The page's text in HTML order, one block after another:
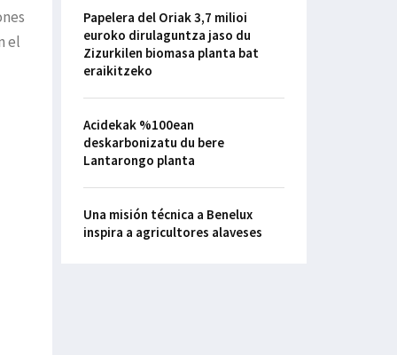
el
Papelera del Oriak 3,7 milioi
euroko dirulaguntza jaso du
Zizurkilen biomasa planta bat
eraikitzeko
Acidekak %100ean
deskarbonizatu du bere
Lantarongo planta
Una misión técnica a Benelux
inspira a agricultores alaveses